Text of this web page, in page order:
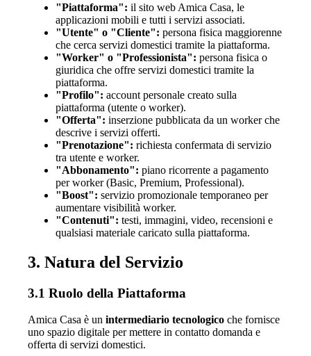
"Piattaforma": il sito web Amica Casa, le
applicazioni mobili e tutti i servizi associati.
"Utente" o "Cliente": persona fisica maggiorenne
che cerca servizi domestici tramite la piattaforma.
"Worker" o "Professionista": persona fisica o
giuridica che offre servizi domestici tramite la
piattaforma.
"Profilo": account personale creato sulla
piattaforma (utente o worker).
"Offerta": inserzione pubblicata da un worker che
descrive i servizi offerti.
"Prenotazione": richiesta confermata di servizio
tra utente e worker.
"Abbonamento": piano ricorrente a pagamento
per worker (Basic, Premium, Professional).
"Boost": servizio promozionale temporaneo per
aumentare visibilità worker.
"Contenuti": testi, immagini, video, recensioni e
qualsiasi materiale caricato sulla piattaforma.
3. Natura del Servizio
3.1 Ruolo della Piattaforma
Amica Casa è un intermediario tecnologico che fornisce
uno spazio digitale per mettere in contatto domanda e
offerta di servizi domestici.